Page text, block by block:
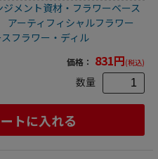
ジメント資材・フラワーベース
アーティフィシャルフラワー
フラワー・ディル
価格： 831円(税込)
数量
トに入れる